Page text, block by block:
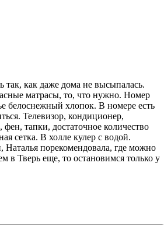
так, как даже дома не высыпалась.
матрасы, то, что нужно. Номер
белоснежный хлопок. В номере есть
Телевизор, кондиционер,
тапки, достаточное количество
сетка. В холле кулер с водой.
порекомендовала, где можно
в Тверь еще, то остановимся только у